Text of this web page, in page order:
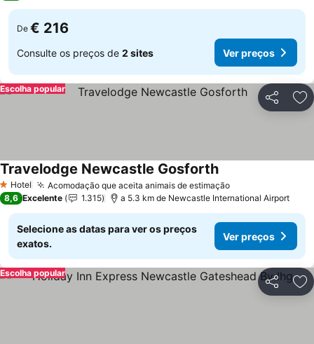
De € 216
Consulte os preços de 2 sites Ver preços
Partilhar
Escolha popular
1 Estrelas
Hotel Acomodação que aceita animais de estimação
Travelodge Newcastle Gosforth
8,6 Excelente 1.315 a 5.3 km de Newcastle International Airport
Selecione as datas para ver os preços
exatos.
Ver preços
Partilhar
Escolha popular